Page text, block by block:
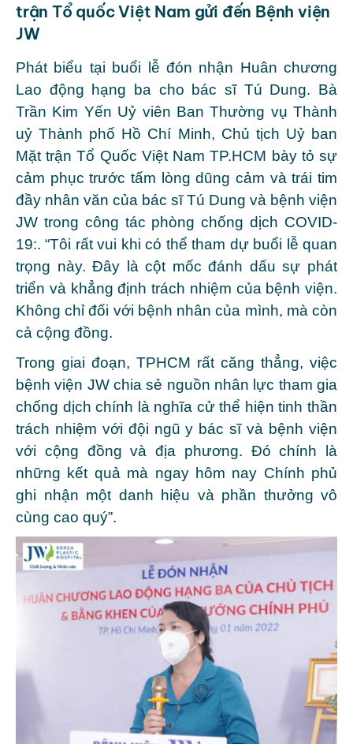
trận Tổ quốc Việt Nam gửi đến Bệnh viện
JW
Phát biểu tại buổi lễ đón nhận Huân chương
Lao động hạng ba cho bác sĩ Tú Dung. Bà
Trần Kim Yến Uỷ viên Ban Thường vụ Thành
uỷ Thành phố Hồ Chí Minh, Chủ tịch Uỷ ban
Mặt trận Tổ Quốc Việt Nam TP.HCM bày tỏ sự
cảm phục trước tấm lòng dũng cảm và trái tim
đầy nhân văn của bác sĩ Tú Dung và bệnh viện
JW trong công tác phòng chống dịch COVID-
19:. “Tôi rất vui khi có thể tham dự buổi lễ quan
trọng này. Đây là cột mốc đánh dấu sự phát
triển và khẳng định trách nhiệm của bệnh viện.
Không chỉ đối với bệnh nhân của mình, mà còn
cả cộng đồng.
Trong giai đoạn, TPHCM rất căng thẳng, việc
bệnh viện JW chia sẻ nguồn nhân lực tham gia
chống dịch chính là nghĩa cử thể hiện tinh thần
trách nhiệm với đội ngũ y bác sĩ và bệnh viện
với cộng đồng và địa phương. Đó chính là
những kết quả mà ngay hôm nay Chính phủ
ghi nhận một danh hiệu và phần thưởng vô
cùng cao quý”.